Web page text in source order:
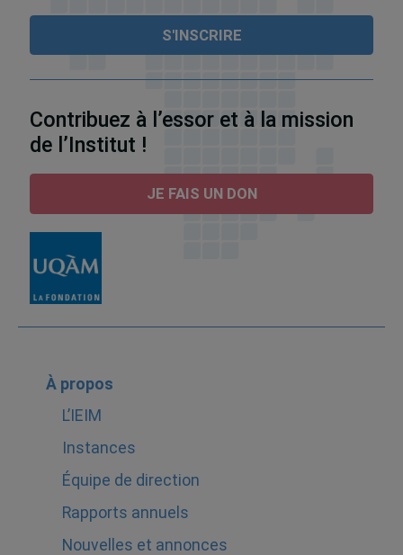
Contribuez à l’essor et à la mission
de l’Institut !
JE FAIS UN DON
À propos
L’IEIM
Instances
Équipe de direction
Rapports annuels
Nouvelles et annonces